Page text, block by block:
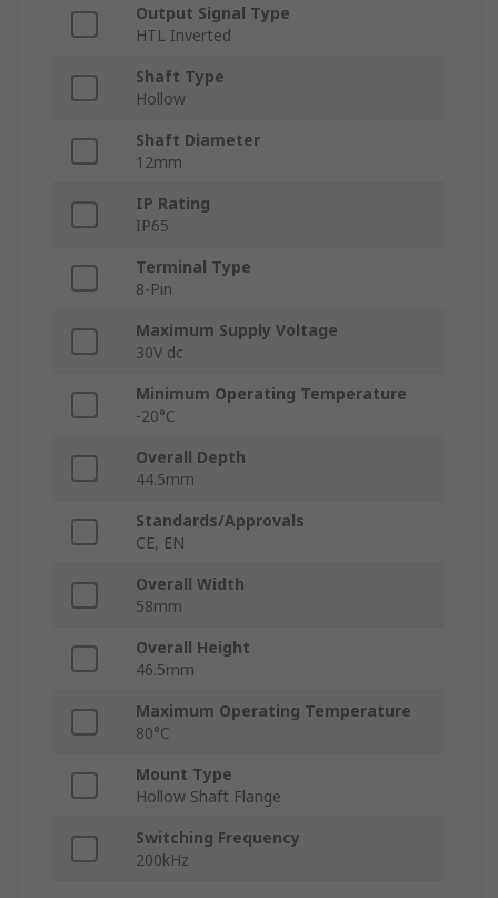
Output Signal Type
HTL Inverted
Shaft Type
Hollow
Shaft Diameter
12mm
IP Rating
IP65
Terminal Type
8-Pin
Maximum Supply Voltage
30V dc
Minimum Operating Temperature
-20°C
Overall Depth
44.5mm
Standards/Approvals
CE, EN
Overall Width
58mm
Overall Height
46.5mm
Maximum Operating Temperature
80°C
Mount Type
Hollow Shaft Flange
Switching Frequency
200kHz